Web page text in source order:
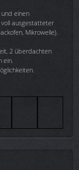
einen
ausgestatteter
Mikrowelle).
2 überdachten
ein.